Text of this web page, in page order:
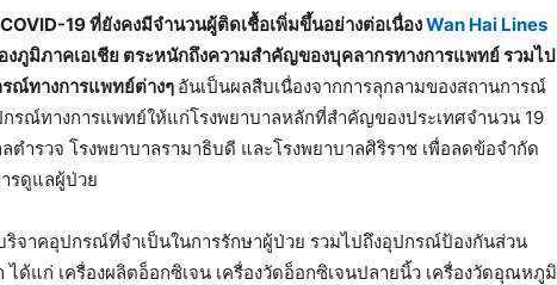
19 ที่ยังคงมีจำนวนผู้ติดเชื้อเพิ่มขึ้นอย่างต่อเนื่องWan Hai Lines
งภูมิภาคเอเชีย ตระหนักถึงความสำคัญของบุคลากรทางการแพทย์ รวมไป
ณ์ทางการแพทย์ต่างๆ อันเป็นผลสืบเนื่องจากการลุกลามของสถานการณ์
กรณ์ทางการแพทย์ให้แก่โรงพยาบาลหลักที่สำคัญของประเทศจำนวน 19
ตำรวจ โรงพยาบาลรามาธิบดี และโรงพยาบาลศิริราช เพื่อลดข้อจำกัด
รดูแลผู้ป่วย
ริจาคอุปกรณ์ที่จำเป็นในการรักษาผู้ป่วย รวมไปถึงอุปกรณ์ป้องกันส่วน
ด้แก่ เครื่องผลิตอ็อกซิเจน เครื่องวัดอ็อกซิเจนปลายนิ้ว เครื่องวัดอุณหภูมิ